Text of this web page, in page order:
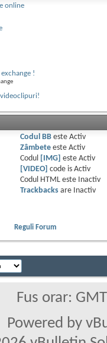
online
!
videoclipuri!
Codul BBeste Activ
Zâmbeteeste Activ
Codul
[IMG] este Activ
[VIDEO]
code is Activ
Codul HTML este
Inactiv
Trackbacksare
Inactiv
Reguli Forum
Fus orar:
Powered by